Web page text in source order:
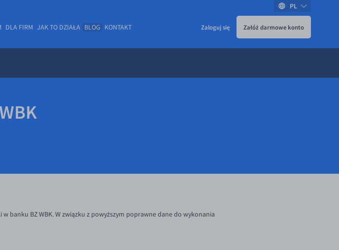
DLA FIRM JAK TO DZIAŁA BLOG KONTAKT Zaloguj się Załóż darmowe konto
PL
banku BZ WBK. W związku z powyższym poprawne dane do wykonania